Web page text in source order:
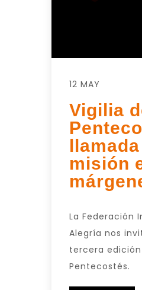
12 MAY
Vigilia
misión
La Federación
Alegría nos
tercera
Pentecostés.